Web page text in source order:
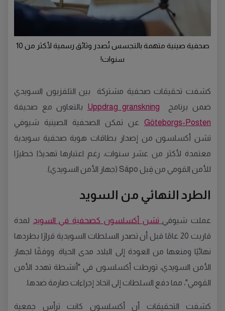
صحفية صينية متهمة بالتجسس تُصدر وثائق رسمية لأكثر من 10
سنوات!
كشفت تحقيقات صحفية مشتركة بين التلفزيون السويدي
ضمن برنامج Uppdrag granskning بالتعاون مع صحيفة
Göteborgs-Posten عن تمكن الصحفية الصينية شيوفي
تشن أكسلسون من إصدار بطاقات هوية صحفية سويدية
معتمدة لأكثر من عشر سنوات، رغم اعتبارها تهديدًا خطيرًا
للأمن القومي من قِبل Säpo (جهاز الأمن السويدي).
الطرد النهائي من السويد
عملت شيوفيتشن أكسلسون كصحفية في السويد لمدة
قاربت 20 عامًا قبل أن تصدر السلطات السويدية قرارًا بطردها
نهائيًا ومنعها من العودة إلى البلاد مدى الحياة. ووفقًا لجهاز
الأمن السويدي، تورطت أكسلسون في "أنشطة تهدد الأمن
القومي"، مما دفع السلطات إلى اتخاذ إجراءات صارمة ضدها.
كشفت التحقيقات أن أكسلسون كانت ترأس جمعية